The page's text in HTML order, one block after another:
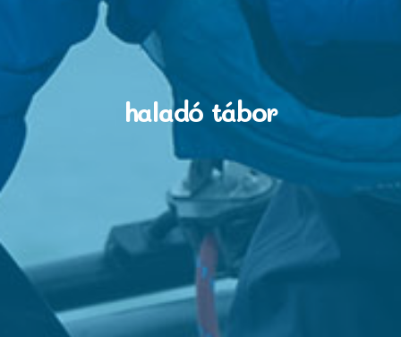
haladó tábor